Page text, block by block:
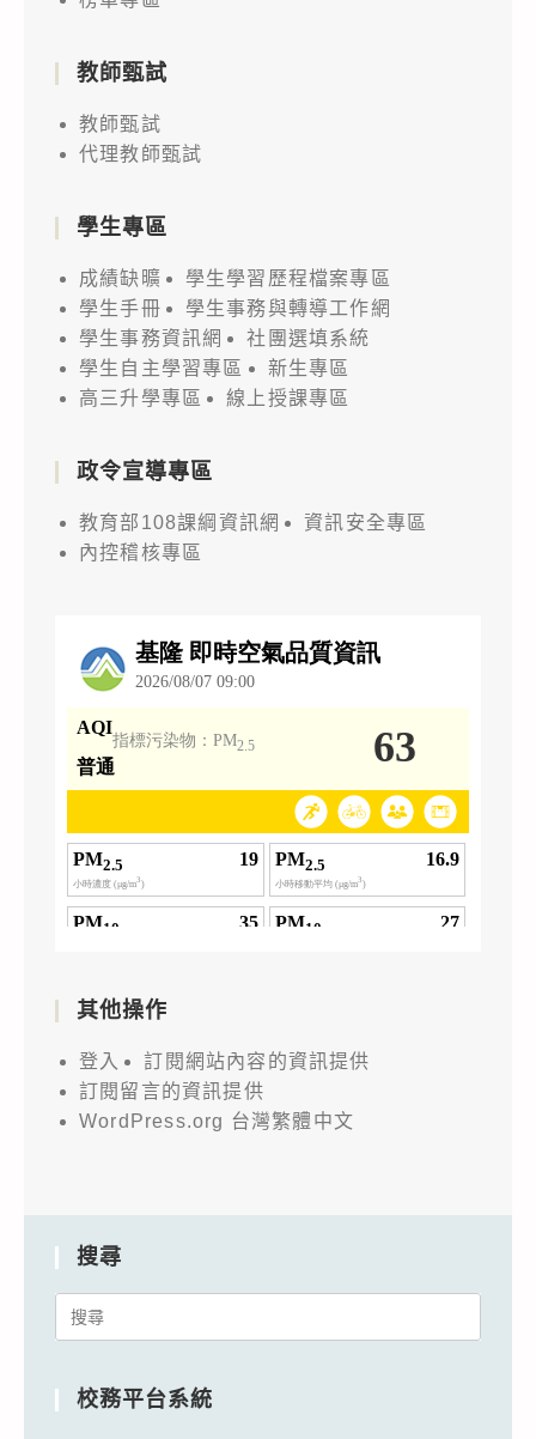
教師甄試
教師甄試
代理教師甄試
學生專區
成績缺曠
學生學習歷程檔案專區
學生手冊
學生事務與轉導工作網
學生事務資訊網
社團選填系統
學生自主學習專區
新生專區
高三升學專區
線上授課專區
政令宣導專區
教育部108課綱資訊網
資訊安全專區
內控稽核專區
其他操作
登入
訂閱網站內容的資訊提供
訂閱留言的資訊提供
WordPress.org 台灣繁體中文
搜尋
Search
校務平台系統